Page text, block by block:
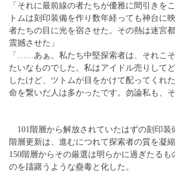
「それに最前線の者たちが優雅に間引きを
トムは刻印装備を作り数年経っても神台に
者たちの目に光を宿させた。その熱は迷宮
震撼させた」
「……あぁ。私たち中堅探索者は、それこ
たいなものでした。私はアイドル売りして
したけど、ツトムが目をかけて配ってくれ
命を繋いだ人は多かったです。勿論私も、そ
101階層から解放されていたはずの刻印装
階層更新は、進むにつれて探索者の質を凝
150階層からその厳選は明らかに過ぎたるも
のを躊躇うような蠱毒と化した。